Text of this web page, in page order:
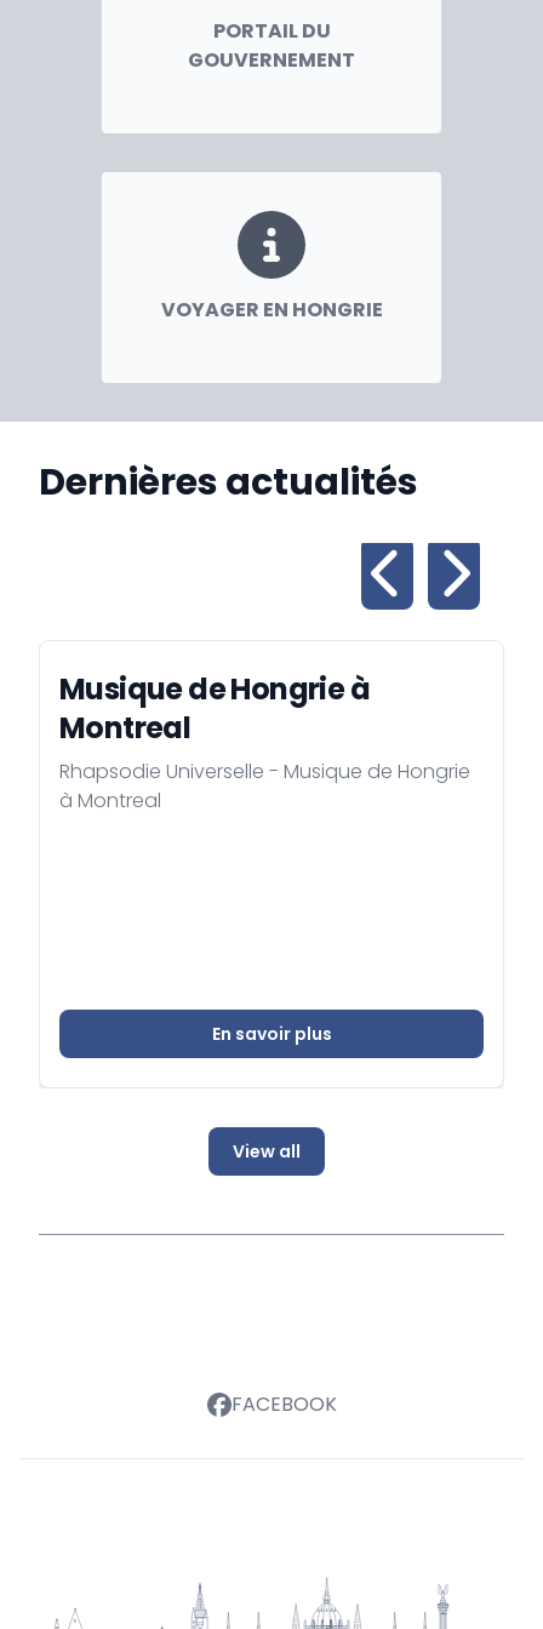
PORTAIL DU
GOUVERNEMENT
VOYAGER EN HONGRIE
Dernières actualités
Musique de Hongrie à
Montreal
Rhapsodie Universelle - Musique de Hongrie
à Montreal
En savoir plus
View all
FACEBOOK